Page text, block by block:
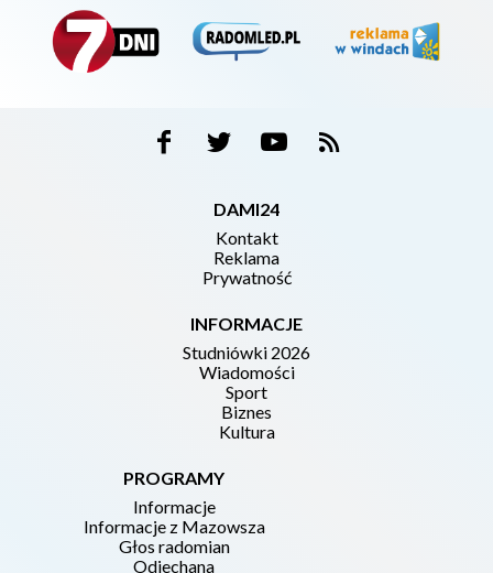
DAMI24
Kontakt
Reklama
Prywatność
INFORMACJE
Studniówki 2026
Wiadomości
Sport
Biznes
Kultura
PROGRAMY
Informacje
Informacje z Mazowsza
Głos radomian
Odjechana